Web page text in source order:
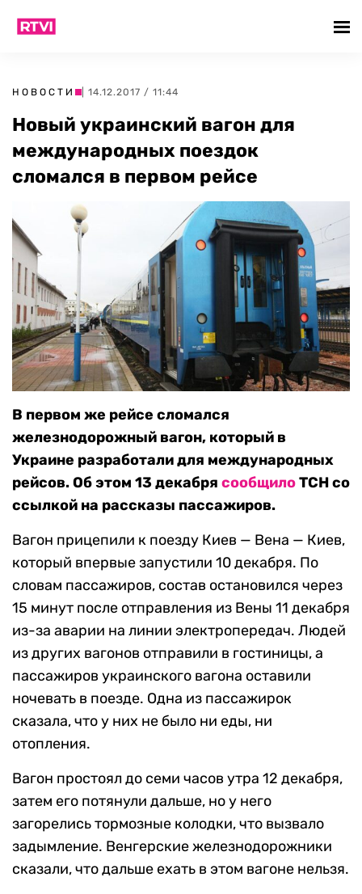
НОВОСТИ | 14.12.2017 / 11:44
Новый украинский вагон для
международных поездок
сломался в первом рейсе
В первом же рейсе сломался
железнодорожный вагон, который в
Украине разработали для международных
рейсов. Об этом 13 декабря сообщилоТСН со
ссылкой на рассказы пассажиров.
Вагон прицепили к поезду Киев — Вена — Киев,
который впервые запустили 10 декабря. По
словам пассажиров, состав остановился через
15 минут после отправления из Вены 11 декабря
из-за аварии на линии электропередач. Людей
из других вагонов отправили в гостиницы, а
пассажиров украинского вагона оставили
ночевать в поезде. Одна из пассажирок
сказала, что у них не было ни еды, ни
отопления.
Вагон простоял до семи часов утра 12 декабря,
затем его потянули дальше, но у него
загорелись тормозные колодки, что вызвало
задымление. Венгерские железнодорожники
сказали, что дальше ехать в этом вагоне нельзя.